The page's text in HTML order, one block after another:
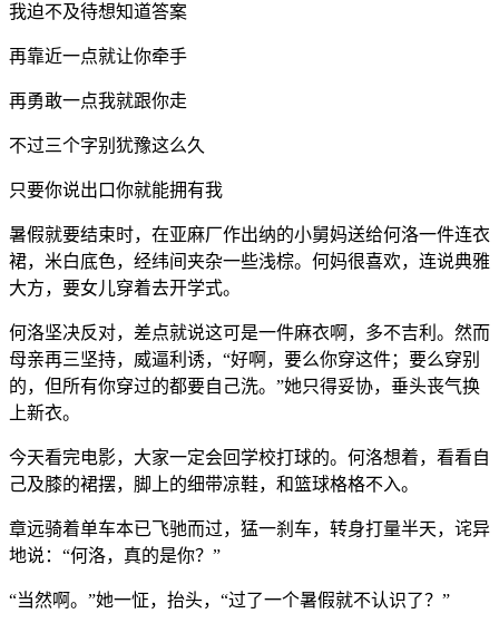
我迫不及待想知道答案
再靠近一点就让你牵手
再勇敢一点我就跟你走
不过三个字别犹豫这么久
只要你说出口你就能拥有我
暑假就要结束时，在亚麻厂作出纳的小舅妈送给何洛一件连衣
裙，米白底色，经纬间夹杂一些浅棕。何妈很喜欢，连说典雅
大方，要女儿穿着去开学式。
何洛坚决反对，差点就说这可是一件麻衣啊，多不吉利。然而
母亲再三坚持，威逼利诱，“好啊，要么你穿这件；要么穿别
的，但所有你穿过的都要自己洗。”她只得妥协，垂头丧气换
上新衣。
今天看完电影，大家一定会回学校打球的。何洛想着，看看自
己及膝的裙摆，脚上的细带凉鞋，和篮球格格不入。
章远骑着单车本已飞驰而过，猛一刹车，转身打量半天，诧异
地说：“何洛，真的是你？”
“当然啊。”她一怔，抬头，“过了一个暑假就不认识了？”